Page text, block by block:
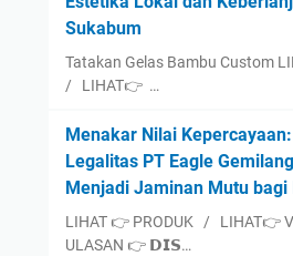
Sukabum
Tatakan Gelas Bambu Custom
/ LIHAT👉 …
Menakar Nilai
Legalitas PT Eagle
Menjadi Jaminan Mutu bagi
LIHAT 👉 PRODUK / LIHAT👉
ULASAN 👉 𝗗𝗜𝗦…